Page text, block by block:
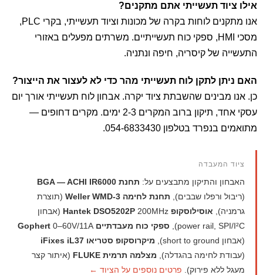
אילו ציוד תעשייתי אתם מתקנים?
אנו מתקנים לוחות בקרה של מכונות וציוד תעשייתי, בקרי PLC,
מסכי HMI, ספקי כוח תעשייתיים. משרתים מפעלים באזורי
התעשייה של קיסריה, חיפה ונתניה.
האם ניתן לתקן לוח תעשייתי מהר כדי לא לעצור את הייצור?
כן. אנו מבינים שהשבתת ציוד יקרה. אבחון לוח תעשייתי אורך יום
עסקי אחד, תיקון ברוב המקרים 2-3 ימים. מקרים דחופים —
מתואמים בנפרד בטלפון 054-6833430.
ציוד המעבדה
האבחון והתיקון מתבצעים על: תחנת BGA — ACHI IR6000
(ריבול ורפלו שבבים), תחנת לחימה Weller WMD-3
(תוצרת
גרמניה), אוסילוסקופ Hantek DSO5202P
200MHz (אבחון
power rail, SPI/I²C),
ספקי כוח מעבדתיים Gophert0–60V/11A
(אבחון short to ground),
מיקרוסקופ סטריאו iFixes iL37
(עבודת לחימה בהגדלה), מצלמה תרמית FLUKE
(איתור קצר
מעגל ללא פירוק). פרטים נוספים על הציוד ←